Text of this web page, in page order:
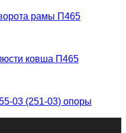
рамы П465
ковша П465
03 (251-03) опоры